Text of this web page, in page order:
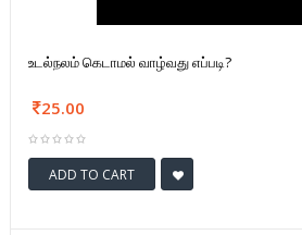
உடல்நலம் கெடாமல் வாழ்வது எப்படி?
25.00
ADD TO CART